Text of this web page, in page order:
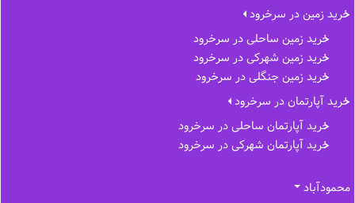
خرید زمین در سرخرود
خرید زمین ساحلی در سرخرود
خرید زمین شهرکی در سرخرود
خرید زمین جنگلی در سرخرود
خرید آپارتمان در سرخرود
خرید آپارتمان ساحلی در سرخرود
خرید آپارتمان شهرکی در سرخرود
محمودآباد